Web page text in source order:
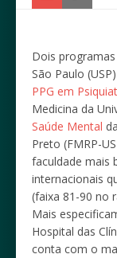
Dois
São Paulo
PPG em
Medicina da
Saúde Mental
Preto (FMRP-
faculdade mais
internacionais
(faixa 81-90 no
Mais
Hospital das
conta com o